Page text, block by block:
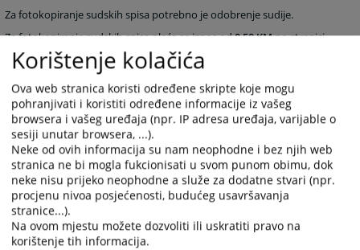
Za fotokopiranje sudskih spisa potrebno je odobrenje sudije.
Za fotokopiranje sudskih spisa plaća se iznos od0,50 KMpo stranici.
2036PREGLEDA
Korištenje kolačića
Ova web stranica koristi određene skripte koje mogu
pohranjivati i koristiti određene informacije iz vašeg
browsera i vašeg uređaja (npr. IP adresa uređaja, varijable o
sesiji unutar browsera, ...).
Neke od ovih informacija su nam neophodne i bez njih web
stranica ne bi mogla fukcionisati u svom punom obimu, dok
neke nisu prijeko neophodne a služe za dodatne stvari (npr.
procjenu nivoa posjećenosti, budućeg usavršavanja
stranice...).
Na ovom mjestu možete dozvoliti ili uskratiti pravo na
korištenje tih informacija.